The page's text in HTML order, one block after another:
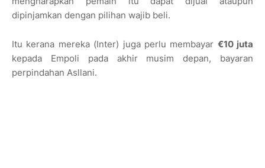
dipinjamkan dengan pilihan wajib beli.
Itu kerana mereka (Inter) juga perlu membayar €10 juta
kepada Empoli pada akhir musim depan, bayaran
perpindahan Asllani.